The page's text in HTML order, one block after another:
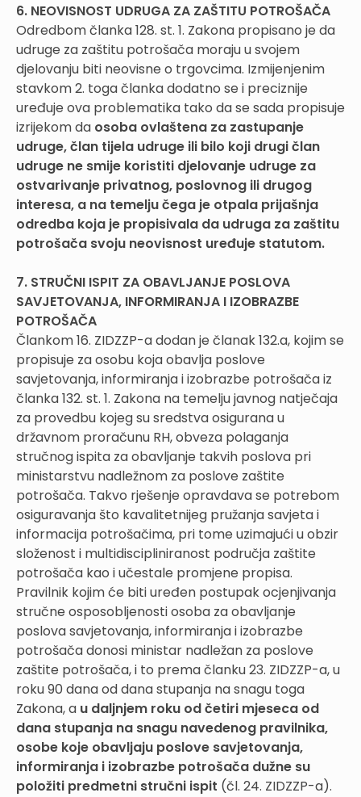
6. NEOVISNOST UDRUGA ZA ZAŠTITU POTROŠAČA
Odredbom članka 128. st. 1. Zakona propisano je da
udruge za zaštitu potrošača moraju u svojem
djelovanju biti neovisne o trgovcima. Izmijenjenim
stavkom 2. toga članka dodatno se i preciznije
uređuje ova problematika tako da se sada propisuje
izrijekom da osoba ovlaštena za zastupanje
udruge, član tijela udruge ili bilo koji drugi član
udruge ne smije koristiti djelovanje udruge za
ostvarivanje privatnog, poslovnog ili drugog
interesa, a na temelju čega je otpala prijašnja
odredba koja je propisivala da udruga za zaštitu
potrošača svoju neovisnost uređuje statutom.
7. STRUČNI ISPIT ZA OBAVLJANJE POSLOVA
SAVJETOVANJA, INFORMIRANJA I IZOBRAZBE
POTROŠAČA
Člankom 16. ZIDZZP-a dodan je članak 132.a, kojim se
propisuje za osobu koja obavlja poslove
savjetovanja, informiranja i izobrazbe potrošača iz
članka 132. st. 1. Zakona na temelju javnog natječaja
za provedbu kojeg su sredstva osigurana u
državnom proračunu RH, obveza polaganja
stručnog ispita za obavljanje takvih poslova pri
ministarstvu nadležnom za poslove zaštite
potrošača. Takvo rješenje opravdava se potrebom
osiguravanja što kavalitetnijeg pružanja savjeta i
informacija potrošačima, pri tome uzimajući u obzir
složenost i multidiscipliniranost područja zaštite
potrošača kao i učestale promjene propisa.
Pravilnik kojim će biti uređen postupak ocjenjivanja
stručne osposobljenosti osoba za obavljanje
poslova savjetovanja, informiranja i izobrazbe
potrošača donosi ministar nadležan za poslove
zaštite potrošača, i to prema članku 23. ZIDZZP-a, u
roku 90 dana od dana stupanja na snagu toga
Zakona, a u daljnjem roku od četiri mjeseca od
dana stupanja na snagu navedenog pravilnika,
osobe koje obavljaju poslove savjetovanja,
informiranja i izobrazbe potrošača dužne su
položiti predmetni stručni ispit (čl. 24. ZIDZZP-a).